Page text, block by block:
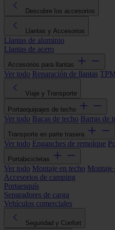
Descubre los accesorios
Llantas y Accesorios
Llantas de aluminio
Llantas de acero
Accesorios para llantas
Ver todo Reparación de llantas
Viaje y Transporte
Portaequipajes de techo
Ver todo Bacas de techo Barras de
Transporte en parte trasera
Ver todo Enganches de remolque
Portabicicletas
Ver todo Montaje en techo Montaje
Accesorios de camping
Portaesquís
Separadores de carga
Vehículos comerciales
Seguridad y Confort